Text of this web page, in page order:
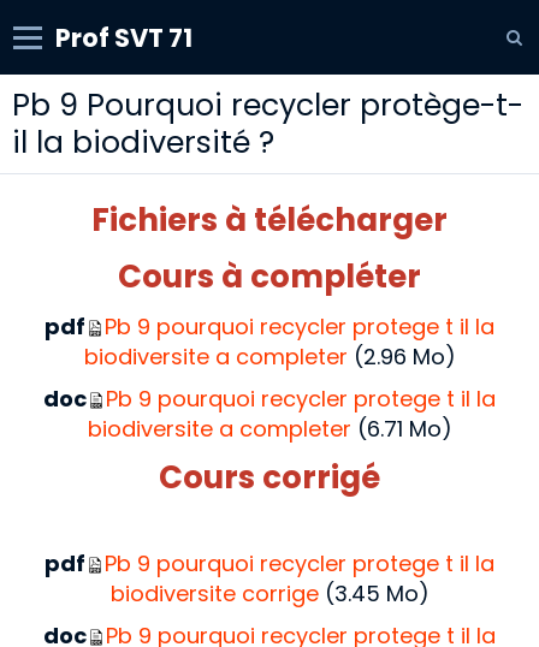
Prof SVT 71
Pb 9 Pourquoi recycler protège-t-
il la biodiversité ?
Fichiers à télécharger
Cours à compléter
pdf
Pb 9 pourquoi recycler protege t il la
biodiversite a completer (2.96 Mo)
doc
Pb 9 pourquoi recycler protege t il la
biodiversite a completer (6.71 Mo)
Cours corrigé
pdf
Pb 9 pourquoi recycler protege t il la
biodiversite corrige(3.45 Mo)
doc
Pb 9 pourquoi recycler protege t il la